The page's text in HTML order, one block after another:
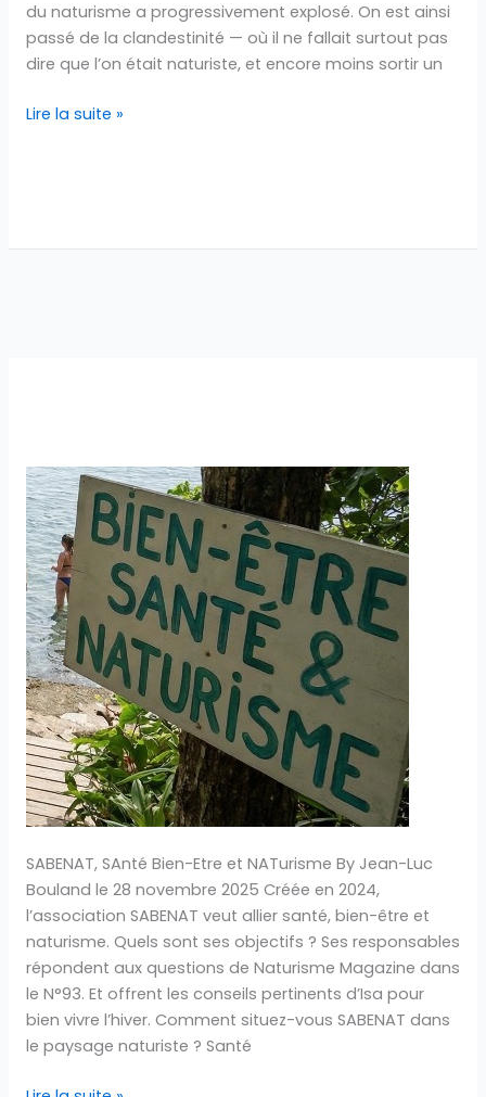
du naturisme a progressivement explosé. On est ainsi
passé de la clandestinité — où il ne fallait surtout pas
dire que l’on était naturiste, et encore moins sortir un
Lire la suite »
SABENAT, SAnté Bien-Etre et NATurisme By Jean-Luc
Bouland le 28 novembre 2025 Créée en 2024,
l’association SABENAT veut allier santé, bien-être et
naturisme. Quels sont ses objectifs ? Ses responsables
répondent aux questions de Naturisme Magazine dans
le N°93. Et offrent les conseils pertinents d’Isa pour
bien vivre l’hiver. Comment situez-vous SABENAT dans
le paysage naturiste ? Santé
Santé
Bien-
Être
et
Naturisme,
nouvelle
association
partenaire